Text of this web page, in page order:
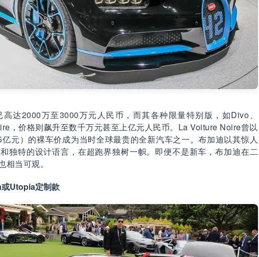
达2000万至3000万元人民币，而其各种限量特别版，如Divo、
，价格则飙升至数千万元甚至上亿元人民币。La Voiture Noire曾以
元）的裸车价成为当时全球最贵的全新汽车之一。布加迪以其惊人
独特的设计语言，在超跑界独树一帜。即便不是新车，布加迪在二
当可观。
Utopia定制款